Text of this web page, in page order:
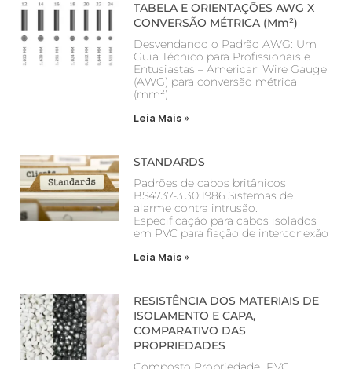
TABELA E ORIENTAÇÕES AWG X
CONVERSÃO MÉTRICA (mm²)
Desvendando o Padrão AWG: Um
Guia Técnico para Profissionais e
Entusiastas – American Wire Gauge
(AWG) para conversão métrica
(mm²)
Leia Mais »
STANDARDS
Padrões de cabos britânicos
BS4737-3.30:1986 Sistemas de
alarme contra intrusão.
Especificação para cabos isolados
em PVC para fiação de interconexão
Leia Mais »
RESISTÊNCIA DOS MATERIAIS DE
ISOLAMENTO E CAPA,
COMPARATIVO DAS
PROPRIEDADES